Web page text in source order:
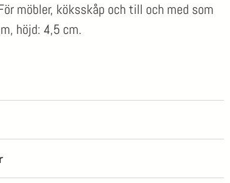
möbler, köksskåp och till och med som
höjd: 4,5 cm.